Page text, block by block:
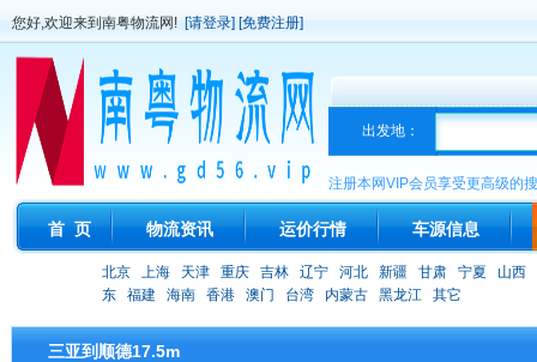
您好,欢迎来到南粤物流网! [请登录] [免费注册]
出发地：
注册本网VIP会员享受更高级的
首 页 物流资讯 运价行情 车源信息
北京 上海 天津 重庆 吉林 辽宁 河北 新疆 甘肃 宁夏
山西
东
福建 海南 香港 澳门 台湾 内蒙古 黑龙江 其它
三亚到顺德17.5m